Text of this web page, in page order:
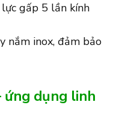
gấp 5 lần kính
nắm inox, đảm bảo
ứng dụng linh